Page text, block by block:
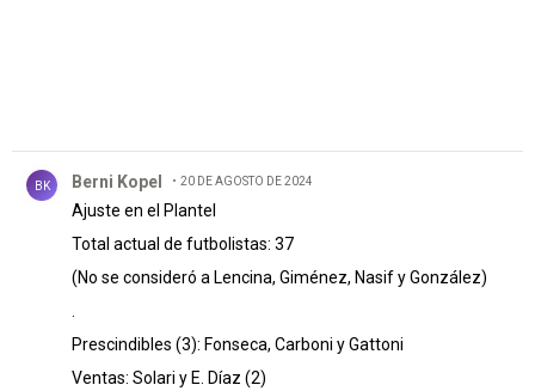
BK Berni Kopel 20 DE AGOSTO DE 2024
Ajuste en el Plantel
Total actual de futbolistas: 37
(No se consideró a Lencina, Giménez, Nasif y González)
Prescindibles (3): Fonseca, Carboni y Gattoni
Ventas: Solari y E. Díaz (2)